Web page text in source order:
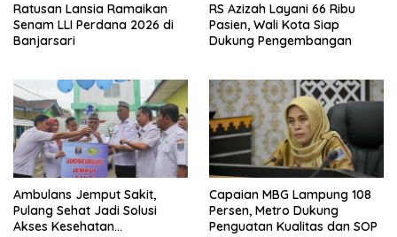
Ratusan Lansia Ramaikan
Senam LLI Perdana 2026 di
Banjarsari
RS Azizah Layani 66 Ribu
Pasien, Wali Kota Siap
Dukung Pengembangan
Ambulans Jemput Sakit,
Pulang Sehat Jadi Solusi
Akses Kesehatan
Capaian MBG Lampung 108
Persen, Metro Dukung
Penguatan Kualitas dan SOP